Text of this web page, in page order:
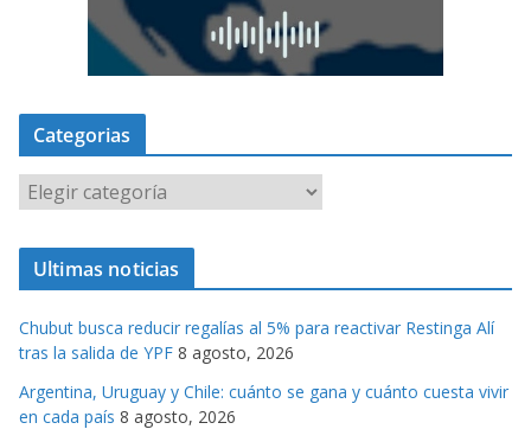
Categorias
t
o
r
i
a
Ultimas noticias
Chubut busca reducir regalías al 5% para reactivar Restinga Alí
tras la salida de YPF 8 agosto, 2026
Argentina, Uruguay y Chile: cuánto se gana y cuánto cuesta vivir
en cada país 8 agosto, 2026